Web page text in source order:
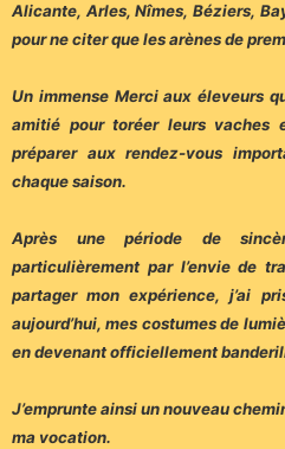
Alicante, Arles, Nîmes, Béziers,
pour ne citer que les arènes de
Un immense Merci aux éleveurs
amitié pour toréer leurs vaches
préparer aux rendez-vous
chaque saison.
Après une période de
particulièrement par l’envie de
partager mon expérience, j’ai
aujourd’hui, mes costumes de
en devenant officiellement
J’emprunte ainsi un nouveau
ma vocation.